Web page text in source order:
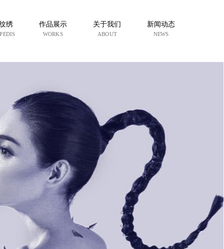
绣 作品展示
WORKS
关于我们
ABOUT
新闻动态
NEWS